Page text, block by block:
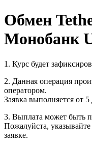
Обмен
Монобанк
1. Курс будет
2. Данная операция
оператором.
Заявка выполняется от
3. Выплата может быть
Пожалуйста,
заявке.